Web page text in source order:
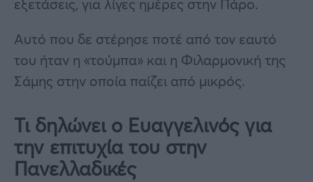
Αυτό που δε στέρησε ποτέ από τον εαυτό
του ήταν η «τούμπα» και η Φιλαρμονική της
Σάμης στην οποία παίζει από μικρός.
Τι δηλώνει ο Ευαγγελινός για
την επιτυχία του στην
Πανελλαδικές